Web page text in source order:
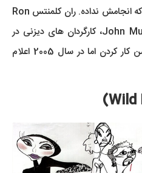
هیچکاک و به جرمی متهم میشه که انجامش نداده. ران کلمنتس Ron
Clements و جان ماسکر John Musker، کارگردان های دیزنی در
سال 2004 روی ایده این انیمیشن کار کردن اما در سال 2005 اعلام